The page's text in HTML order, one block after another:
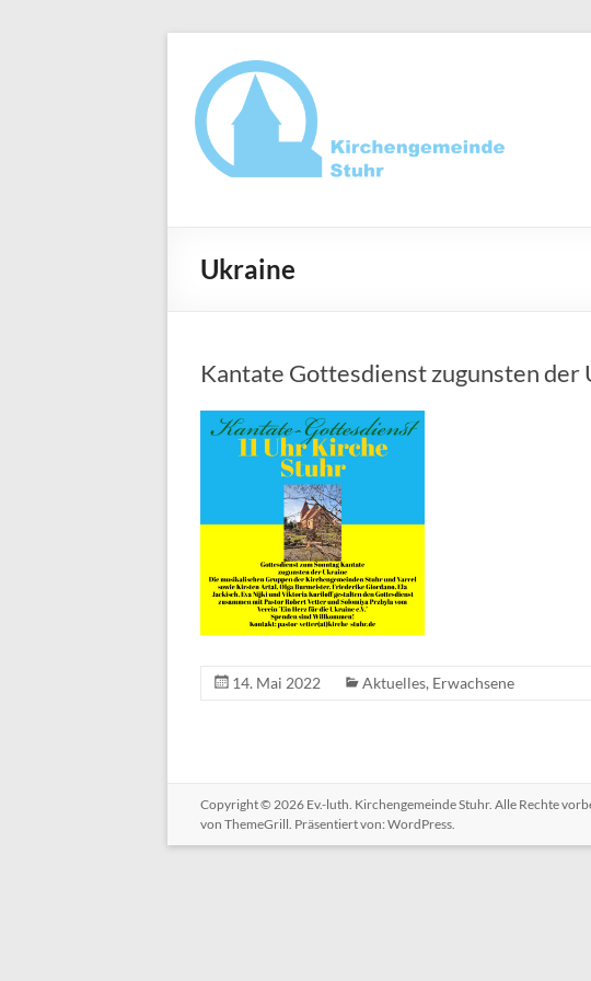
springen
luth.
Kirchengemeinde
Ukraine
Kantate Gottesdienst zugunsten der
14. Mai 2022 Aktuelles, Erwachsene
Copyright © 2026 Ev.-luth. Kirchengemeinde Stuhr. Alle Rechte
von ThemeGrill. Präsentiert von: WordPress.